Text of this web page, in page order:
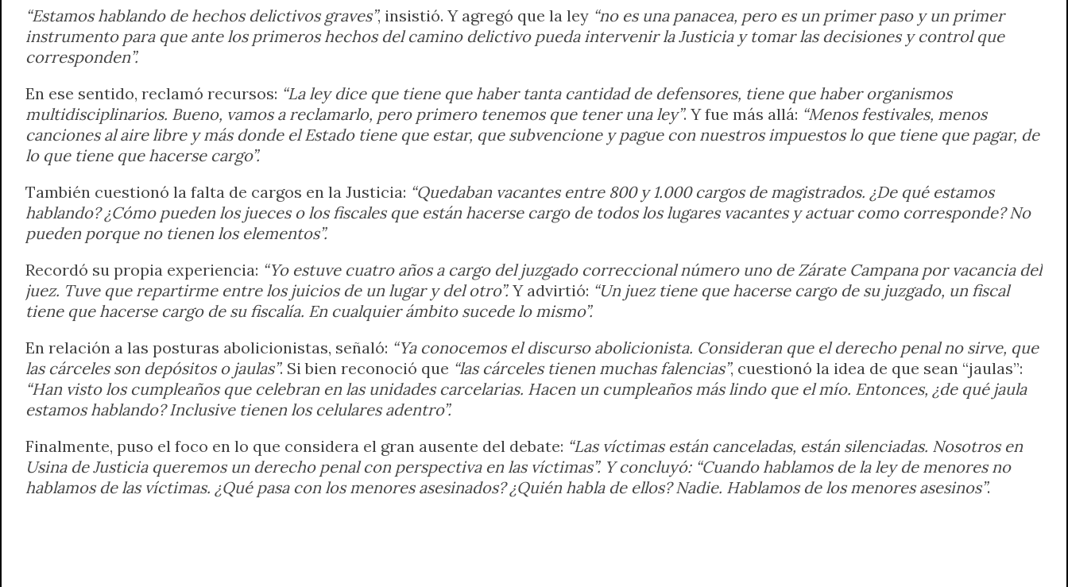
“Estamos hablando de hechos delictivos graves”, insistió. Y agregó que la ley “no es una panacea, pero es un primer paso y un primer
instrumento para que ante los primeros hechos del camino delictivo pueda intervenir la Justicia y tomar las decisiones y control que
corresponden”.
En ese sentido, reclamó recursos: “La ley dice que tiene que haber tanta cantidad de defensores, tiene que haber organismos
multidisciplinarios. Bueno, vamos a reclamarlo, pero primero tenemos que tener una ley”. Y fue más allá: “Menos festivales, menos
canciones al aire libre y más donde el Estado tiene que estar, que subvencione y pague con nuestros impuestos lo que tiene que pagar, de
lo que tiene que hacerse cargo”.
También cuestionó la falta de cargos en la Justicia: “Quedaban vacantes entre 800 y 1.000 cargos de magistrados. ¿De qué estamos
hablando? ¿Cómo pueden los jueces o los fiscales que están hacerse cargo de todos los lugares vacantes y actuar como corresponde? No
pueden porque no tienen los elementos”.
Recordó su propia experiencia: “Yo estuve cuatro años a cargo del juzgado correccional número uno de Zárate Campana por vacancia del
juez. Tuve que repartirme entre los juicios de un lugar y del otro”. Y advirtió: “Un juez tiene que hacerse cargo de su juzgado, un fiscal
tiene que hacerse cargo de su fiscalía. En cualquier ámbito sucede lo mismo”.
En relación a las posturas abolicionistas, señaló: “Ya conocemos el discurso abolicionista. Consideran que el derecho penal no sirve, que
las cárceles son depósitos o jaulas”. Si bien reconoció que “las cárceles tienen muchas falencias”, cuestionó la idea de que sean “jaulas”:
“Han visto los cumpleaños que celebran en las unidades carcelarias. Hacen un cumpleaños más lindo que el mío. Entonces, ¿de qué jaula
estamos hablando? Inclusive tienen los celulares adentro”.
Finalmente, puso el foco en lo que considera el gran ausente del debate: “Las víctimas están canceladas, están silenciadas. Nosotros en
Usina de Justicia queremos un derecho penal con perspectiva en las víctimas”. Y concluyó: “Cuando hablamos de la ley de menores no
hablamos de las víctimas. ¿Qué pasa con los menores asesinados? ¿Quién habla de ellos? Nadie. Hablamos de los menores asesinos”.